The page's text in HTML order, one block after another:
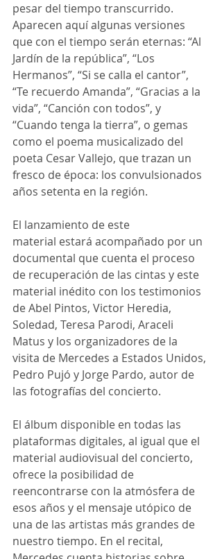
pesar del tiempo transcurrido.
Aparecen aquí algunas versiones
que con el tiempo serán eternas: “Al
Jardín de la república”, “Los
Hermanos”, “Si se calla el cantor”,
“Te recuerdo Amanda”, “Gracias a la
vida”, “Canción con todos”, y
“Cuando tenga la tierra”, o gemas
como el poema musicalizado del
poeta Cesar Vallejo, que trazan un
fresco de época: los convulsionados
años setenta en la región.
El lanzamiento de este
material estará acompañado por un
documental que cuenta el proceso
de recuperación de las cintas y este
material inédito con los testimonios
de Abel Pintos, Victor Heredia,
Soledad, Teresa Parodi, Araceli
Matus y los organizadores de la
visita de Mercedes a Estados Unidos,
Pedro Pujó y Jorge Pardo, autor de
las fotografías del concierto.
El álbum disponible en todas las
plataformas digitales, al igual que el
material audiovisual del concierto,
ofrece la posibilidad de
reencontrarse con la atmósfera de
esos años y el mensaje utópico de
una de las artistas más grandes de
nuestro tiempo. En el recital,